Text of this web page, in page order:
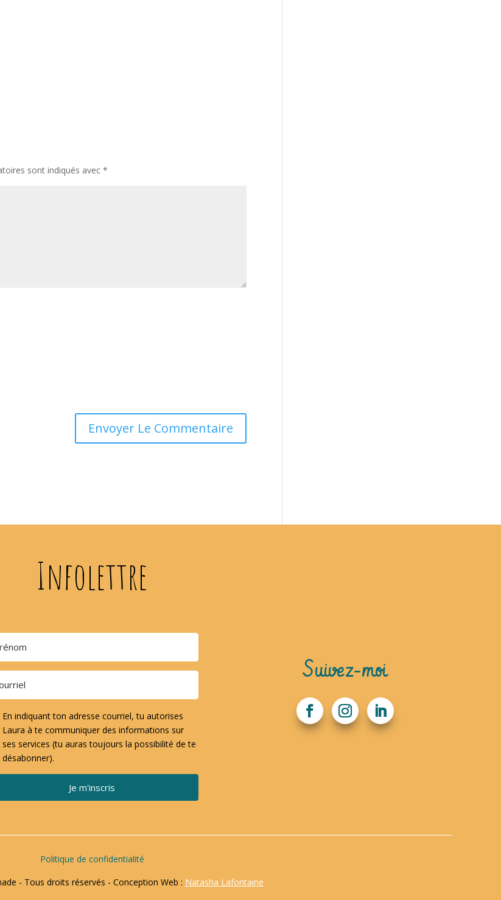
sont indiqués avec*
Infolettre
En indiquant ton adresse courriel, tu autorises
Laura à te communiquer des informations sur
ses services (tu auras toujours la possibilité de te
désabonner).
Je m'inscris
Suivez-moi
Politique de confidentialité
- Tous droits réservés - Conception Web : Natasha Lafontaine